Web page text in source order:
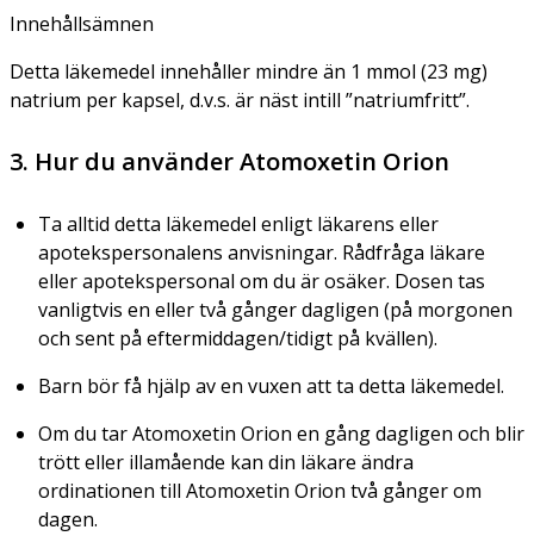
Innehållsämnen
Detta läkemedel innehåller mindre än 1 mmol (23 mg)
natrium per kapsel, d.v.s. är näst intill ”natriumfritt”.
3. Hur du använder Atomoxetin Orion
Ta alltid detta läkemedel enligt läkarens eller
apotekspersonalens anvisningar. Rådfråga läkare
eller apotekspersonal om du är osäker. Dosen tas
vanligtvis en eller två gånger dagligen (på morgonen
och sent på eftermiddagen/tidigt på kvällen).
Barn bör få hjälp av en vuxen att ta detta läkemedel.
Om du tar Atomoxetin Orion en gång dagligen och blir
trött eller illamående kan din läkare ändra
ordinationen till Atomoxetin Orion två gånger om
dagen.